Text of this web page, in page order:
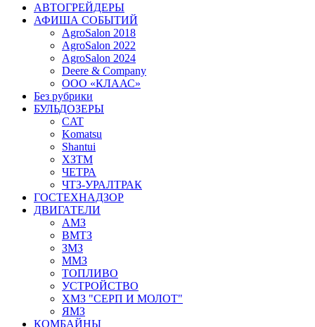
АВТОГРЕЙДЕРЫ
АФИША СОБЫТИЙ
AgroSalon 2018
AgroSalon 2022
AgroSalon 2024
Deere & Company
ООО «КЛААС»
Без рубрики
БУЛЬДОЗЕРЫ
CAT
Komatsu
Shantui
ХЗТМ
ЧЕТРА
ЧТЗ-УРАЛТРАК
ГОСТЕХНАДЗОР
ДВИГАТЕЛИ
АМЗ
ВМТЗ
ЗМЗ
ММЗ
ТОПЛИВО
УСТРОЙСТВО
ХМЗ "СЕРП И МОЛОТ"
ЯМЗ
КОМБАЙНЫ